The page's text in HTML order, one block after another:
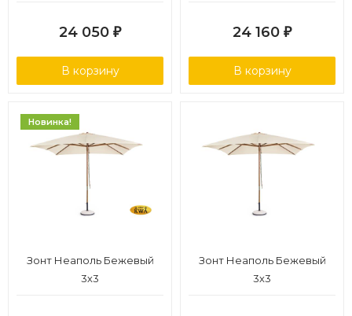
24 050 ₽
В корзину
24 160 ₽
В корзину
Новинка!
Зонт Неаполь Бежевый
3х3
Зонт Неаполь Бежевый
3х3